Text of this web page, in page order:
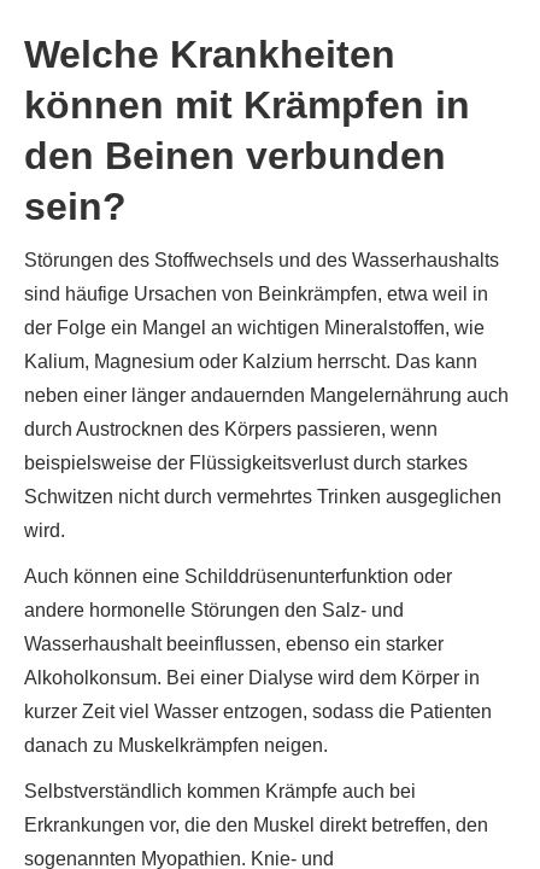
Welche Krankheiten
können mit Krämpfen in
den Beinen verbunden
sein?
Störungen des Stoffwechsels und des Wasserhaushalts
sind häufige Ursachen von Beinkrämpfen, etwa weil in
der Folge ein Mangel an wichtigen Mineralstoffen, wie
Kalium, Magnesium oder Kalzium herrscht. Das kann
neben einer länger andauernden Mangelernährung auch
durch Austrocknen des Körpers passieren, wenn
beispielsweise der Flüssigkeitsverlust durch starkes
Schwitzen nicht durch vermehrtes Trinken ausgeglichen
wird.
Auch können eine Schilddrüsenunterfunktion oder
andere hormonelle Störungen den Salz- und
Wasserhaushalt beeinflussen, ebenso ein starker
Alkoholkonsum. Bei einer Dialyse wird dem Körper in
kurzer Zeit viel Wasser entzogen, sodass die Patienten
danach zu Muskelkrämpfen neigen.
Selbstverständlich kommen Krämpfe auch bei
Erkrankungen vor, die den Muskel direkt betreffen, den
sogenannten Myopathien. Knie- und